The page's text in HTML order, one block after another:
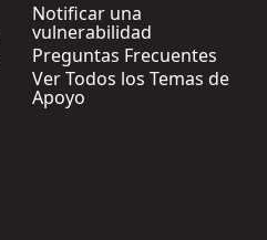
Notificar una
vulnerabilidad
Preguntas Frecuentes
Ver Todos los Temas de
Apoyo